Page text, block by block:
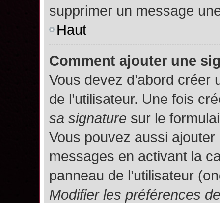
supprimer un message
Haut
Comment ajouter une
Vous devez d’abord
de l’utilisateur. Une fois
sa signature sur le
Vous pouvez aussi
messages en activant la
panneau de l’utilisateur
Modifier les préférences